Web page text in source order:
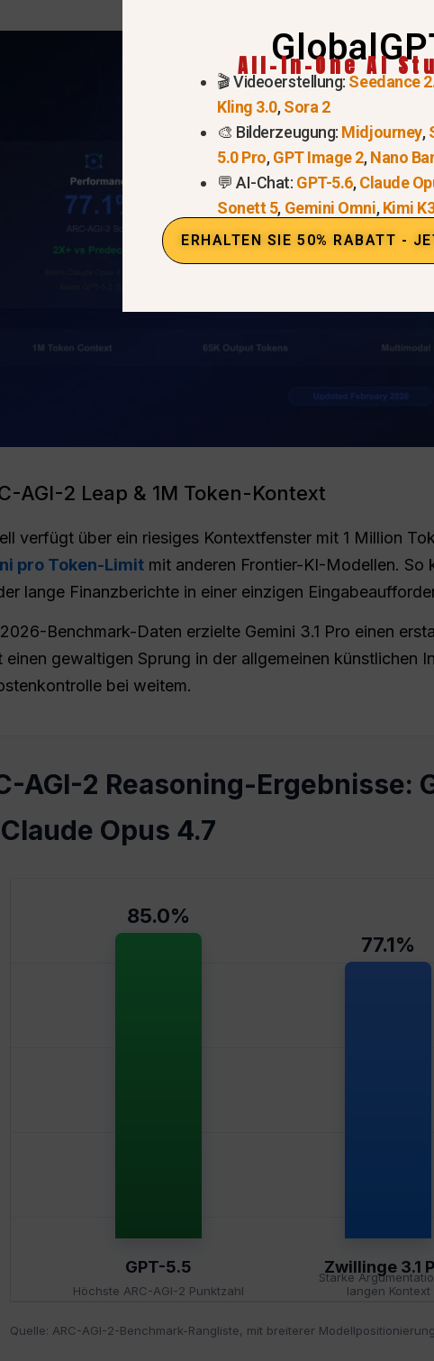
AGI-2 Leap & 1M Token-Kontext
verfügt über ein riesiges Kontextfenster mit 1 Million
pro Token-Limit mit anderen Frontier-KI-Modellen.
lange Finanzberichte in einer einzigen
Benchmark-Daten erzielte Gemini 3.1 Pro einen
einen gewaltigen Sprung in der allgemeinen künstlichen
bei weitem.
AGI-2 Reasoning-Ergebnisse:
Opus 4.7
85.0%
GPT-5.5
Höchste ARC-AGI-2 Punktzahl
77.1%
Zwillinge 3.1
Starke
langen Kontext
Quelle: ARC-AGI-2-Benchmark-Rangliste, mit breiterer
All-In-One AI
🎬 Videoerstellung: Seedance
Kling 3.0,Sora 2
🎨 Bilderzeugung: Midjourney,
5.0 Pro,GPT Image 2,Nano
💬 AI-Chat: GPT-5.6,Claude
Sonett 5, Gemini Omni,Kimi
ERHALTEN SIE 50% RABATT -